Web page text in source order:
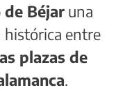
de Béjar una
histórica entre
plazas de
.